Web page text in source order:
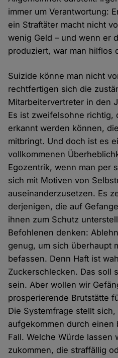
immer um Verantwortung:
ein Straftäter macht nicht
wenig Geld – und wenn er
produziert, war man hilflos
Suizide könne man nicht
rechtfertigen sich die
Mitarbeitervertreter in den
Es ist zweifelsohne richtig,
erkannt werden können,
mitbringt. Und doch ist es
vollkommenen
Egozentrik, wenn man per
sich mit Motiven von
auseinanderzusetzen. Es
derjenigen, die auf
ihnen zum Schutz
Befohlenen denken:
genug, um sich überhaupt
befassen. Denn Haft ist
Zuckerschlecken. Das soll
sein. Aber wollen wir
prosperierende Brutstätte
Die Systemfrage stellt
aufgekommen durch einen
Fall. Welche Würde lassen
zukommen, die straffällig